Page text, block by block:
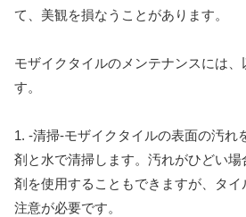
て、美観を損なうことがあります。
モザイクタイルのメンテナンスには
す。
1. -清掃-モザイクタイルの表面の汚れ
剤と水で清掃します。汚れがひどい
剤を使用することもできますが、タイ
注意が必要です。